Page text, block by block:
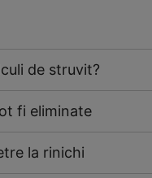
de struvit?
fi eliminate
la rinichi